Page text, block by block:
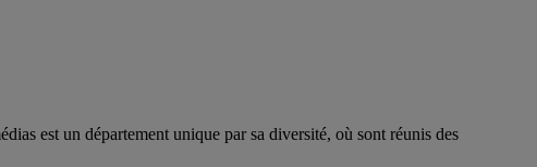
est un département unique par sa diversité, où sont réunis des